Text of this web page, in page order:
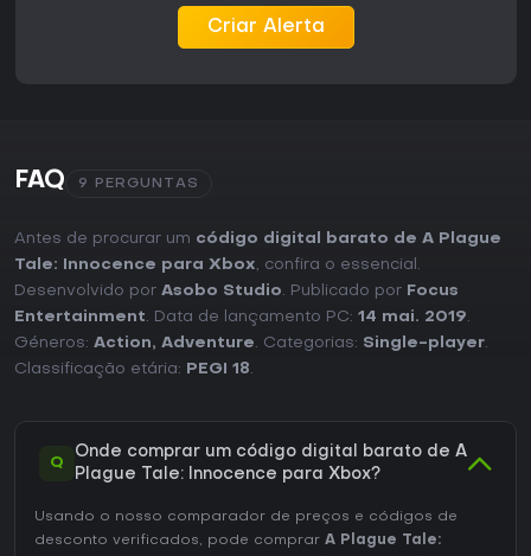
Criar Alerta
FAQ 9 PERGUNTAS
Antes de procurar um código digital barato de A Plague
Tale: Innocence para Xbox, confira o essencial.
Desenvolvido por Asobo Studio. Publicado por Focus
Entertainment. Data de lançamento PC: 14 mai. 2019.
Géneros: Action, Adventure. Categorias: Single-player.
Classificação etária:
PEGI 18.
Q
Onde comprar um código digital barato de A
Plague Tale: Innocence para Xbox?
Usando o nosso comparador de preços e códigos de
desconto verificados, pode comprar A Plague Tale: